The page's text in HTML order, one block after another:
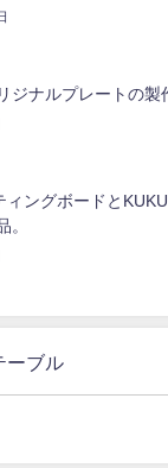
ジナルプレートの製
ィングボードと
。
ーブル